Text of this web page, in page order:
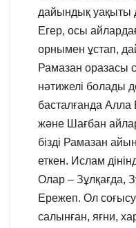
дайындық уақыты
Егер, осы
орнымен ұстап,
Рамазан оразасы
нәтижелі болады
басталғанда
және Шағбан
бізді Рамазан
еткен. Ислам
Олар – Зұлқағда,
Ережеп. Ол
салынған, яғни,